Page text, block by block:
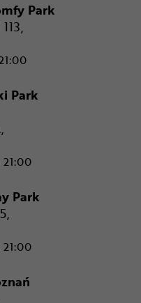
Park
- Comfy Park
Park
- Morski Park
Park
- Solvay Park